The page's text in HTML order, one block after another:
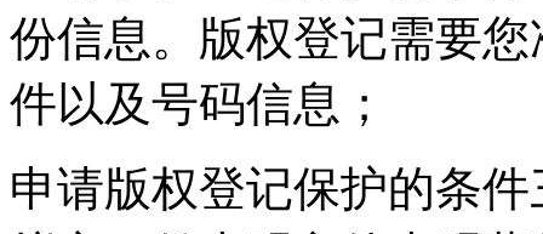
份信息。版权登记需要
件以及号码信息；
申请版权登记保护的条